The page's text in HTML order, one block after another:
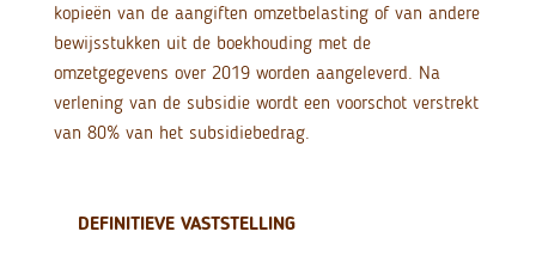
kopieën van de aangiften omzetbelasting of van andere
bewijsstukken uit de boekhouding met de
omzetgegevens over 2019 worden aangeleverd. Na
verlening van de subsidie wordt een voorschot verstrekt
van 80% van het subsidiebedrag.
DEFINITIEVE VASTSTELLING